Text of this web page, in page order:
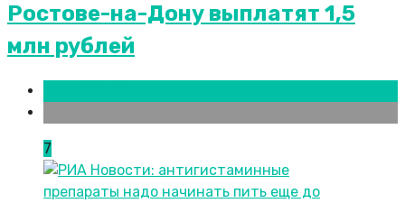
Ростове-на-Дону выплатят 1,5
млн рублей
7